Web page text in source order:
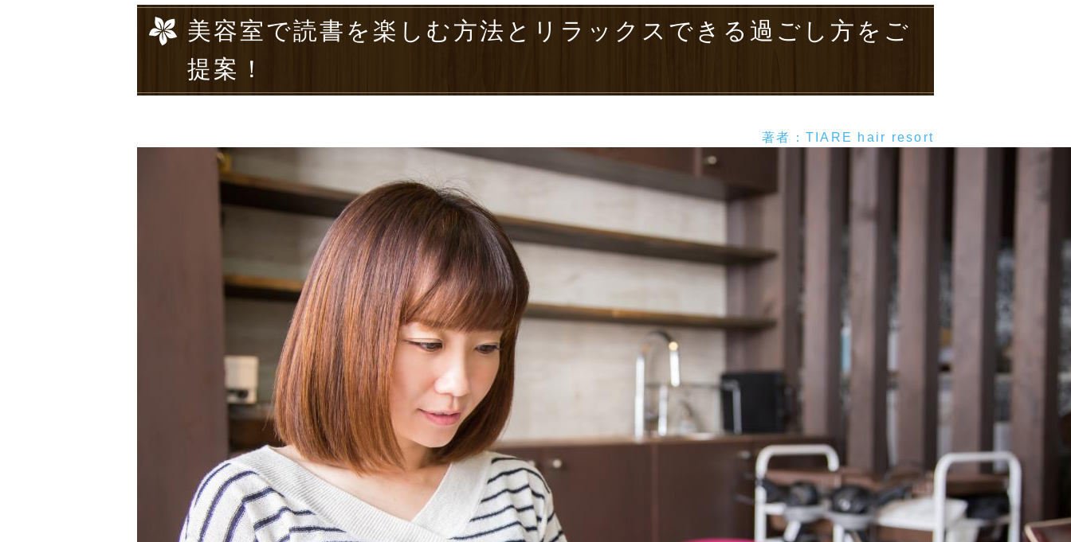
美容室で読書を楽しむ方法とリラックスできる過ごし方をご
提案！
著者：TIARE hair resort